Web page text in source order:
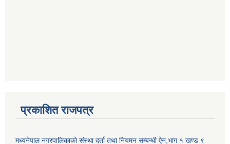
प्रकाशित राजपत्र
मध्यनेपाल नगरपालिकाको संस्था दर्ता तथा नियमन सम्बन्धी ऐन,भाग १ खण्ड ९